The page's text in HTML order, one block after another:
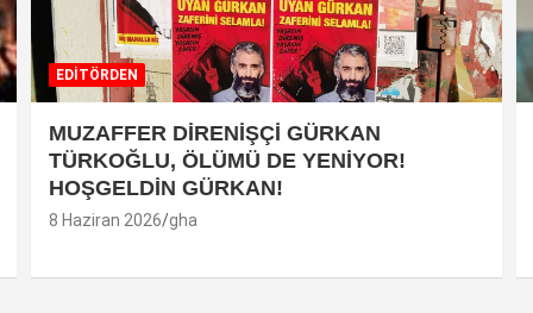
EDİTÖRDEN
MUZAFFER DİRENİŞÇİ GÜRKAN
TÜRKOĞLU, ÖLÜMÜ DE YENİYOR!
HOŞGELDİN GÜRKAN!
8 Haziran 2026 gha